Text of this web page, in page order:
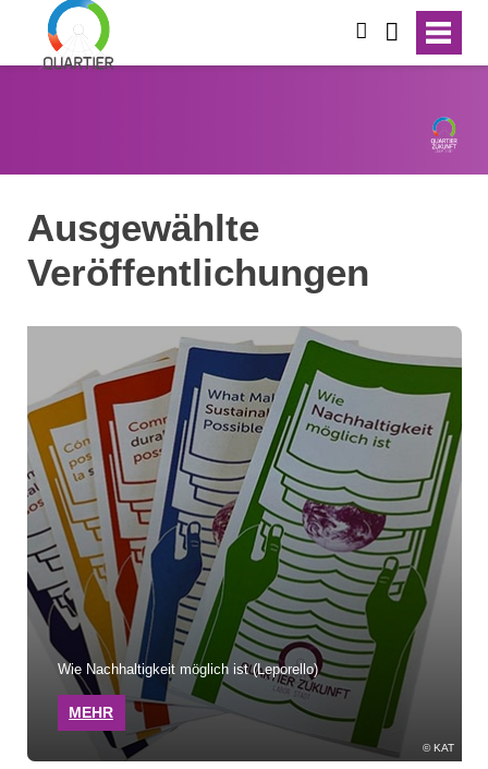
Ausgewählte
Veröffentlichungen
KAT
Wie Nachhaltigkeit möglich ist (Leporello)
MEHR